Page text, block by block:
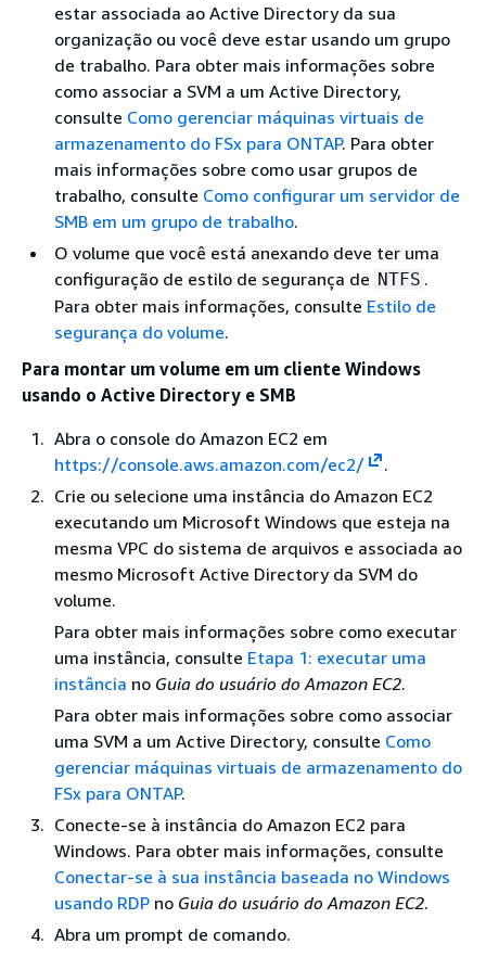
estar associada ao Active Directory da sua
organização ou você deve estar usando um grupo
de trabalho. Para obter mais informações sobre
como associar a SVM a um Active Directory,
consulte Como gerenciar máquinas virtuais de
armazenamento do FSx para ONTAP. Para obter
mais informações sobre como usar grupos de
trabalho, consulte Como configurar um servidor de
SMB em um grupo de trabalho.
O volume que você está anexando deve ter uma
configuração de estilo de segurança de NTFS .
Para obter mais informações, consulte Estilo de
segurança do volume.
Para montar um volume em um cliente Windows
usando o Active Directory e SMB
Abra o console do Amazon EC2 em
https://console.aws.amazon.com/ec2/
.
Crie ou selecione uma instância do Amazon EC2
executando um Microsoft Windows que esteja na
mesma VPC do sistema de arquivos e associada ao
mesmo Microsoft Active Directory da SVM do
volume.
Para obter mais informações sobre como executar
uma instância, consulte Etapa 1: executar uma
instância no Guia do usuário do Amazon EC2.
Para obter mais informações sobre como associar
uma SVM a um Active Directory, consulte Como
gerenciar máquinas virtuais de armazenamento do
FSx para ONTAP.
Conecte-se à instância do Amazon EC2 para
Windows. Para obter mais informações, consulte
Conectar-se à sua instância baseada no Windows
usando RDP no Guia do usuário do Amazon EC2.
Abra um prompt de comando.